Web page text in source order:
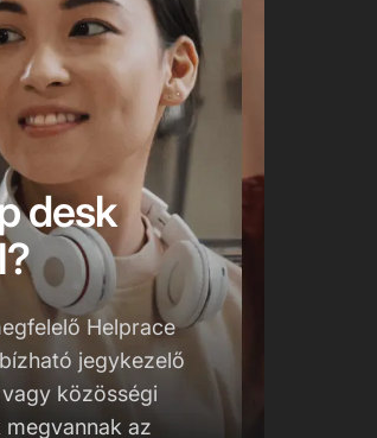
desk
Helprace
jegykezelő
közösségi
az